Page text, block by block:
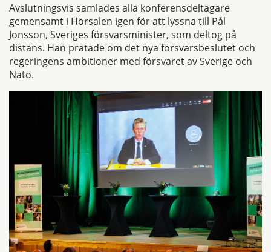
Avslutningsvis samlades alla konferensdeltagare
gemensamt i Hörsalen igen för att lyssna till Pål
Jonsson, Sveriges försvarsminister, som deltog på
distans. Han pratade om det nya försvarsbeslutet och
regeringens ambitioner med försvaret av Sverige och
Nato.